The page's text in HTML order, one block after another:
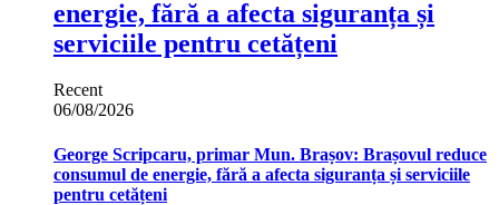
energie, fără a afecta siguranța și
serviciile pentru cetățeni
Recent
06/08/2026
George Scripcaru, primar Mun. Brașov: Brașovul reduce
consumul de energie, fără a afecta siguranța și serviciile
pentru cetățeni